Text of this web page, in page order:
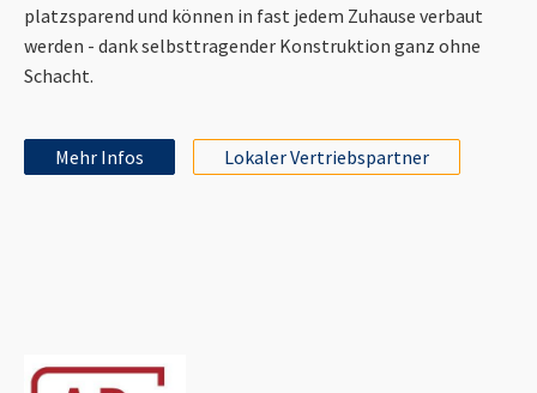
platzsparend und können in fast jedem Zuhause verbaut
werden - dank selbsttragender Konstruktion ganz ohne
Schacht.
Mehr Infos Lokaler Vertriebspartner